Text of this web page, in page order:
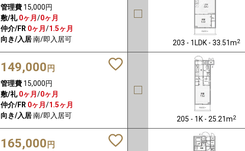
管理費15,000円
敷/礼 0ヶ月/0ヶ月
仲介/FR 0ヶ月/1.5ヶ月
向き/入居南/即入居可 203 - 1LDK - 33.51m2
149,000 円
管理費15,000円
敷/礼 0ヶ月/0ヶ月
仲介/FR 0ヶ月/1.5ヶ月
向き/入居南/即入居可 205 - 1K - 25.21m2
165,000 円